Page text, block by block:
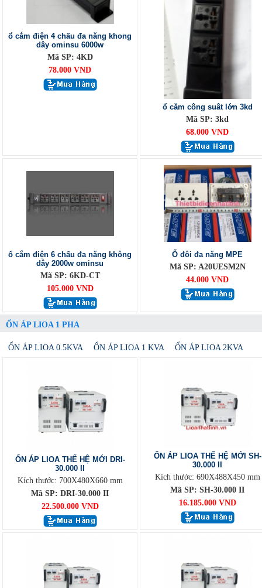
ổ cắm điện 4 chấu đa năng khong
dây ominsu 6000w
Mã SP: 4KD
78.000 VND
ổ căm công suât lớn 3kd
Mã SP: 3kd
68.000 VND
ổ cắm điện 6 chấu đa năng không
dây 2000w ominsu
Mã SP: 6KD-CT
105.000 VND
Ổ đôi đa năng MPE
Mã SP: A20UESM2N
44.000 VND
ỔN ÁP LIOA 1 PHA
ỔN ÁP LIOA 0.5KVA ỔN ÁP LIOA 1 KVA ỔN ÁP LIOA 2KVA
ỔN ÁP LIOA THẾ HỆ MỚI DRI-
30.000 II
Kích thước: 700X480X660 mm
Mã SP: DRI-30.000 II
22.500.000 VND
ỔN ÁP LIOA THẾ HỆ MỚI SH-
30.000 II
Kích thước: 690X488X450 mm
Mã SP: SH-30.000 II
16.185.000 VND